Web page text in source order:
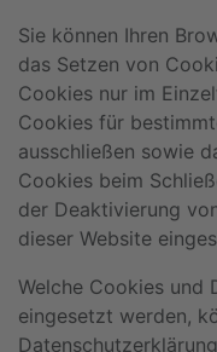
Sie können Ihren
das Setzen von
Cookies nur im
Cookies für
ausschließen sowie
Cookies beim
der Deaktivierung
dieser Website
Welche Cookies und
eingesetzt werden,